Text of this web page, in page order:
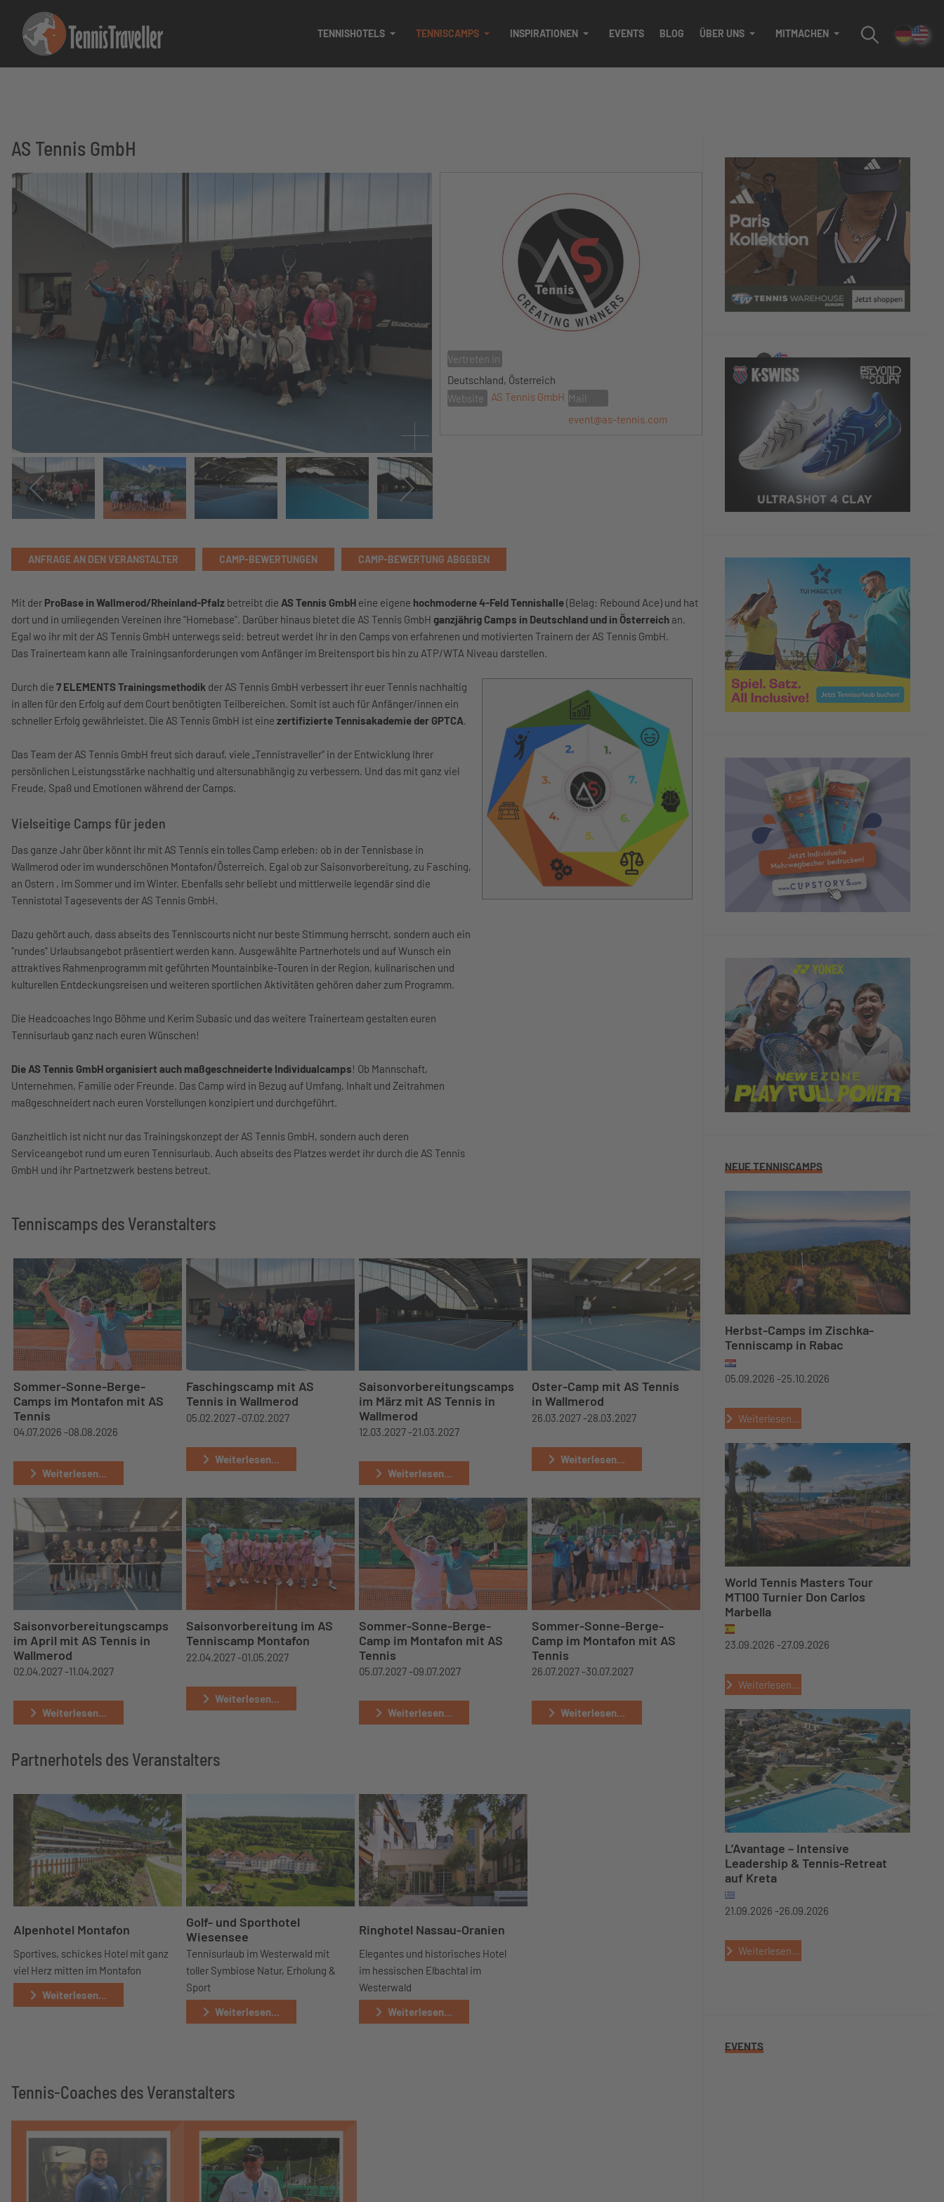
TENNISHOTELS TENNISCAMPS INSPIRATIONEN EVENTS BLOG ÜBER UNS MITMACHEN
AS Tennis GmbH
Vertreten in
Deutschland, Österreich
Website
AS Tennis GmbH Mail
event@as-tennis.com
ANFRAGE AN DEN VERANSTALTER CAMP-BEWERTUNGEN CAMP-BEWERTUNG ABGEBEN
Mit der ProBase in Wallmerod/Rheinland-Pfalz betreibt die AS Tennis GmbH eine eigene hochmoderne 4-Feld Tennishalle(Belag: Rebound Ace) und hat
dort und in umliegenden Vereinen ihre "Homebase". Darüber hinaus bietet die AS Tennis GmbH ganzjährig Camps in Deutschland und in Österreich an.
Egal wo ihr mit der AS Tennis GmbH unterwegs seid: betreut werdet ihr in den Camps von erfahrenen und motivierten Trainern der AS Tennis GmbH.
Das Trainerteam kann alle Trainingsanforderungen vom Anfänger im Breitensport bis hin zu ATP/WTA Niveau darstellen.
Durch die 7 ELEMENTS Trainingsmethodik der AS Tennis GmbH verbessert ihr euer Tennis nachhaltig
in allen für den Erfolg auf dem Court benötigten Teilbereichen. Somit ist auch für Anfänger/innen ein
schneller Erfolg gewährleistet. Die AS Tennis GmbH ist eine zertifizierte Tennisakademie der GPTCA.
Das Team der AS Tennis GmbH freut sich darauf, viele „Tennistraveller“ in der Entwicklung Ihrer
persönlichen Leistungsstärke nachhaltig und altersunabhängig zu verbessern. Und das mit ganz viel
Freude, Spaß und Emotionen während der Camps.
Vielseitige Camps für jeden
Das ganze Jahr über könnt ihr mit AS Tennis ein tolles Camp erleben: ob in der Tennisbase in
Wallmerod oder im wunderschönen Montafon/Österreich. Egal ob zur Saisonvorbereitung, zu Fasching,
an Ostern , im Sommer und im Winter. Ebenfalls sehr beliebt und mittlerweile legendär sind die
Tennistotal Tagesevents der AS Tennis GmbH.
Dazu gehört auch, dass abseits des Tenniscourts nicht nur beste Stimmung herrscht, sondern auch ein
"rundes" Urlaubsangebot präsentiert werden kann. Ausgewählte Partnerhotels und auf Wunsch ein
attraktives Rahmenprogramm mit geführten Mountainbike-Touren in der Region, kulinarischen und
kulturellen Entdeckungsreisen und weiteren sportlichen Aktivitäten gehören daher zum Programm.
Die Headcoaches Ingo Böhme und Kerim Subasic und das weitere Trainerteam gestalten euren
Tennisurlaub ganz nach euren Wünschen!
Die AS Tennis GmbH organisiert auch maßgeschneiderte Individualcamps! Ob Mannschaft,
Unternehmen, Familie oder Freunde. Das Camp wird in Bezug auf Umfang, Inhalt und Zeitrahmen
maßgeschneidert nach euren Vorstellungen konzipiert und durchgeführt.
Ganzheitlich ist nicht nur das Trainingskonzept der AS Tennis GmbH, sondern auch deren
Serviceangebot rund um euren Tennisurlaub. Auch abseits des Platzes werdet ihr durch die AS Tennis
GmbH und ihr Partnetzwerk bestens betreut.
Tenniscamps des Veranstalters
Sommer-Sonne-Berge-
Camps im Montafon mit AS
Tennis
04.07.2026 -08.08.2026
Weiterlesen...
Faschingscamp mit AS
Tennis in Wallmerod
05.02.2027 -07.02.2027
Weiterlesen...
Saisonvorbereitungscamps
im März mit AS Tennis in
Wallmerod
12.03.2027 -21.03.2027
Weiterlesen...
Oster-Camp mit AS Tennis
in Wallmerod
26.03.2027 -28.03.2027
Weiterlesen...
Saisonvorbereitungscamps
im April mit AS Tennis in
Wallmerod
02.04.2027 -11.04.2027
Weiterlesen...
Saisonvorbereitung im AS
Tenniscamp Montafon
22.04.2027 -01.05.2027
Weiterlesen...
Sommer-Sonne-Berge-
Camp im Montafon mit AS
Tennis
05.07.2027 -09.07.2027
Weiterlesen...
Sommer-Sonne-Berge-
Camp im Montafon mit AS
Tennis
26.07.2027 -30.07.2027
Weiterlesen...
Partnerhotels des Veranstalters
Alpenhotel Montafon
Sportives, schickes Hotel mit ganz
viel Herz mitten im Montafon
Weiterlesen...
Golf- und Sporthotel
Wiesensee
Tennisurlaub im Westerwald mit
toller Symbiose Natur, Erholung &
Sport
Weiterlesen...
Ringhotel Nassau-Oranien
Elegantes und historisches Hotel
im hessischen Elbachtal im
Westerwald
Weiterlesen...
Tennis-Coaches des Veranstalters
NEUE TENNISCAMPS
Herbst-Camps im Zischka-
Tenniscamp in Rabac
05.09.2026 -25.10.2026
Weiterlesen...
World Tennis Masters Tour
MT100 Turnier Don Carlos
Marbella
23.09.2026 -27.09.2026
Weiterlesen...
L’Avantage – Intensive
Leadership & Tennis-Retreat
auf Kreta
21.09.2026 -26.09.2026
Weiterlesen...
EVENTS